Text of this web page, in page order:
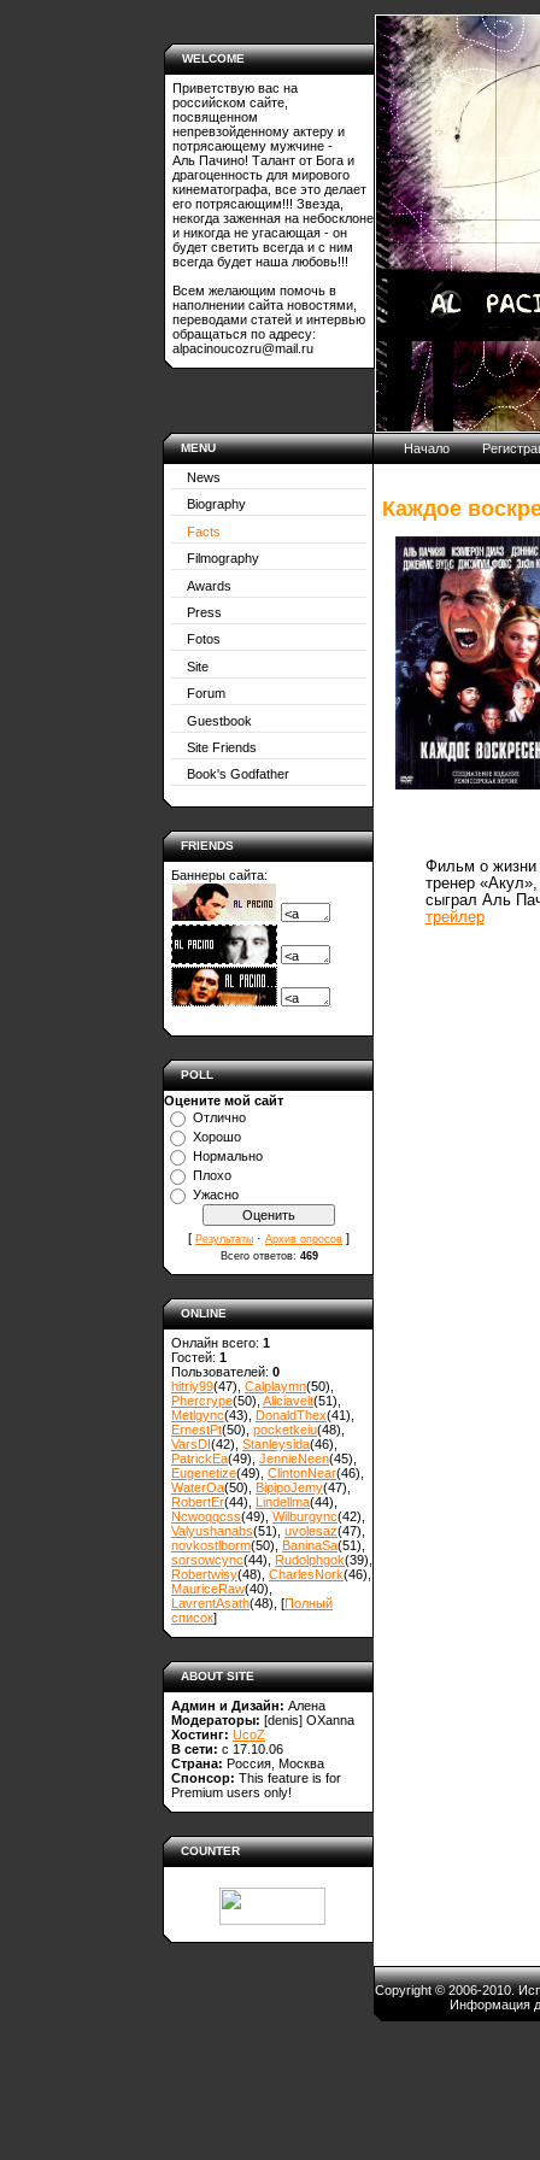
WELCOME
Приветствую вас на
российском сайте,
посвященном
непревзойденному актеру и
потрясающему мужчине -
Аль Пачино! Талант от Бога и
драгоценность для мирового
кинематографа, все это делает
его потрясающим!!! Звезда,
некогда заженная на небосклоне
и никогда не угасающая - он
будет светить всегда и с ним
всегда будет наша любовь!!!
Всем желающим помочь в
наполнении сайта новостями,
переводами статей и интервью
обращаться по адресу:
alpacinoucozru@mail.ru
MENU
News
Biography
Facts
Filmography
Awards
Press
Fotos
Site
Forum
Guestbook
Site Friends
Book's Godfather
FRIENDS
Баннеры сайта:
POLL
Оцените мой сайт
Отлично
Хорошо
Нормально
Плохо
Ужасно
[ Результаты · Архив опросов ]
Всего ответов: 469
ONLINE
Онлайн всего: 1
Гостей: 1
Пользователей: 0
hitriy99(47) Calplaymn(50)
Phercrype(50) Aliciavelt(51)
Metlgync(43) DonaldThex(41)
ErnestPt(50) pocketkeiu(48)
VarsDI(42) Stanleysida(46)
PatrickEa(49) JennieNeen(45)
Eugenetize(49) ClintonNear(46)
WaterOa(50) BipipoJemy(47)
RobertEr(44) Lindellma(44)
Ncwoqqcss(49) Wilburgync(42)
Valyushanabs(51) uvolesaz(47)
novkostlborm(50) ВaninaSa(51)
sorsowcync(44) Rudolphgok(39)
Robertwisy(48) CharlesNork(46)
MauriceRaw(40)
LavrentAsath(48) , [Полный
список]
ABOUT SITE
Админ и Дизайн: Алена
Модераторы: [denis] OXanna
Хостинг: UcoZ
В сети: с 17.10.06
Страна: Россия, Москва
Спонсор: This feature is for
Premium users only!
COUNTER
Начало
Каждое
Фильм о жизни
тренер
сыграл Аль
трейлер
Copyright © 2006-2010.
Информация